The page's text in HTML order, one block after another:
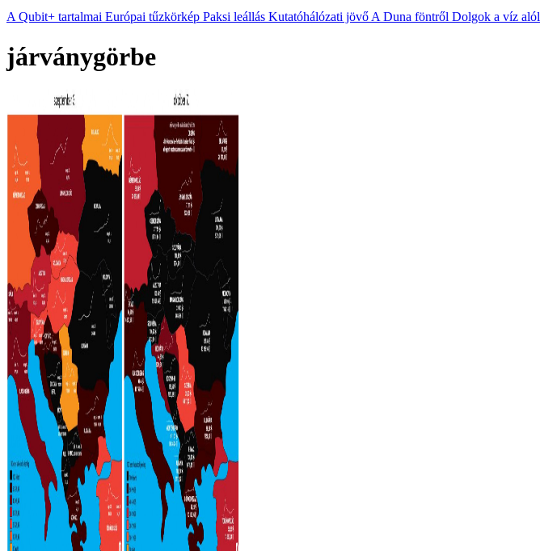
A Qubit+ tartalmai Európai tűzkörkép Paksi leállás Kutatóhálózati jövő A Duna föntről Dolgok a víz alól
járványgörbe